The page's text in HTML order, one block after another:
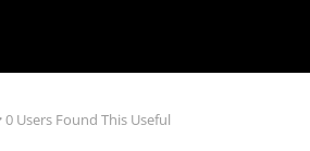
0 Users Found This Useful